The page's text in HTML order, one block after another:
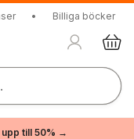
• Billiga böcker
upp till 50% →